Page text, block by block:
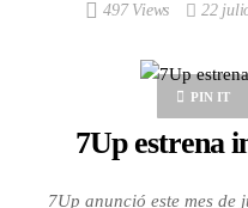
497 Views 22
PIN IT
7Up estrena
7Up anunció este mes de